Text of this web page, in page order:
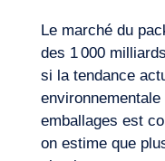
Le marché du
des 1 000
si la tendance
emballages est
on estime que